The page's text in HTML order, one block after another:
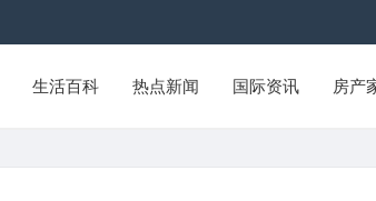
生活百科 热点新闻 国际资讯 房产